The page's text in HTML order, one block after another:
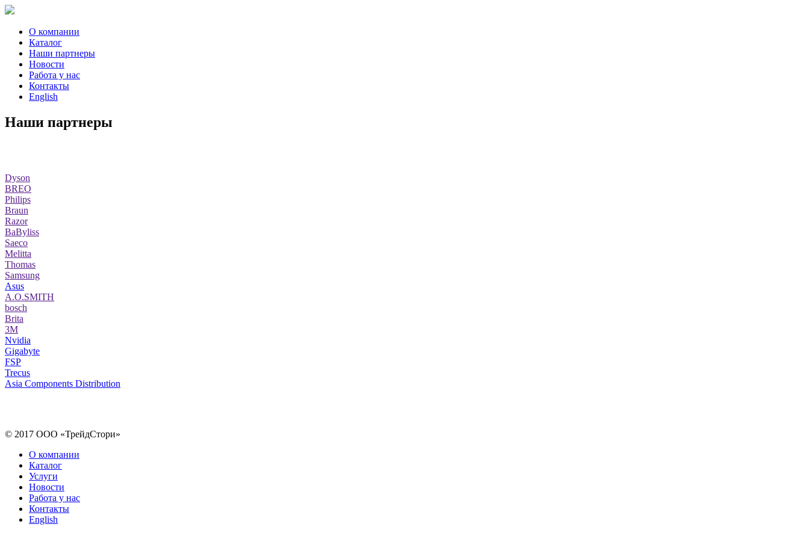
О компании
Каталог
Наши партнеры
Новости
Работа у нас
Контакты
English
Наши партнеры
Dyson
BREO
Philips
Braun
Razor
BaByliss
Saeco
Melitta
Thomas
Samsung
Asus
A.O.SMITH
bosch
Brita
3M
Nvidia
Gigabyte
FSP
Trecus
Asia Components Distribution
© 2017 ООО «ТрейдСтори»
О компании
Каталог
Услуги
Новости
Работа у нас
Контакты
English